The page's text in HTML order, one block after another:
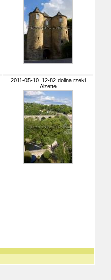
2011-05-10=12-82 dolina rzeki
Alzette